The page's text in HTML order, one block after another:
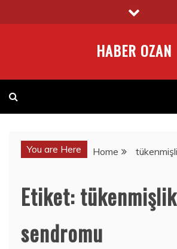
to
HABER OZAN
You are Here Home
Etiket:tükenmişlik
sendromu